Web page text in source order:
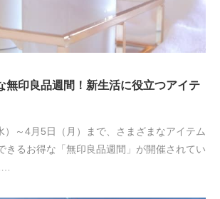
無印良品週間！新生活に役立つアイテ
）～4月5日（月）まで、さまざまなアイテム
きるお得な「無印良品週間」が開催されてい